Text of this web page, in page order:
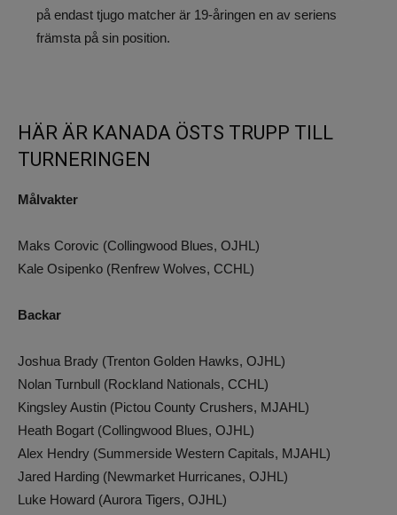
på endast tjugo matcher är 19-åringen en av seriens
främsta på sin position.
HÄR ÄR KANADA ÖSTS TRUPP TILL
TURNERINGEN
Målvakter
Maks Corovic (Collingwood Blues, OJHL)
Kale Osipenko (Renfrew Wolves, CCHL)
Backar
Joshua Brady (Trenton Golden Hawks, OJHL)
Nolan Turnbull (Rockland Nationals, CCHL)
Kingsley Austin (Pictou County Crushers, MJAHL)
Heath Bogart (Collingwood Blues, OJHL)
Alex Hendry (Summerside Western Capitals, MJAHL)
Jared Harding (Newmarket Hurricanes, OJHL)
Luke Howard (Aurora Tigers, OJHL)